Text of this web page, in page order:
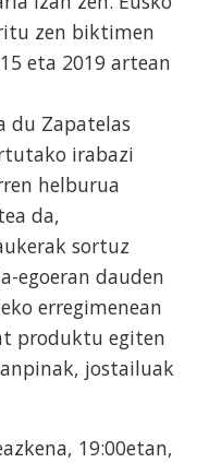
zen biktimen
eta 2019 artean
du Zapatelas
irabazi
helburua
da,
sortuz
egoeran dauden
erregimenean
produktu egiten
jostailuak
19:00etan,